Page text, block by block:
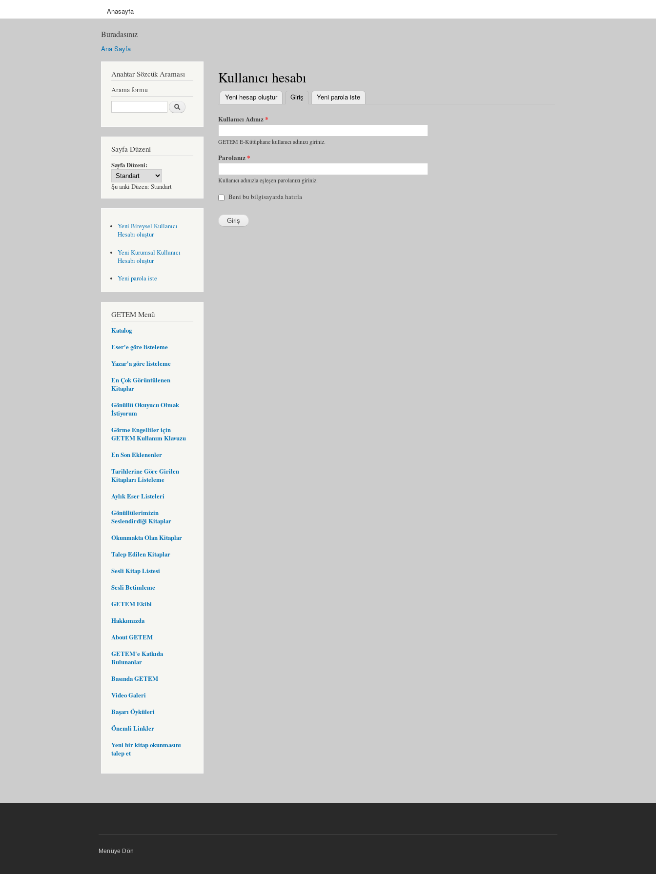
Anasayfa
Buradasınız
Ana Sayfa
Anahtar Sözcük Araması
Arama formu
Ara
Sayfa Düzeni
Sayfa Düzeni:
Şu anki Düzen: Standart
Yeni Bireysel Kullanıcı
Hesabı oluştur
Yeni Kurumsal Kullanıcı
Hesabı oluştur
Yeni parola iste
GETEM Menü
Katalog
Eser'e göre listeleme
Yazar'a göre listeleme
En Çok Görüntülenen
Kitaplar
Gönüllü Okuyucu Olmak
İstiyorum
Görme Engelliler için
GETEM Kullanım Klavuzu
En Son Eklenenler
Tarihlerine Göre Girilen
Kitapları Listeleme
Aylık Eser Listeleri
Gönüllülerimizin
Seslendirdiği Kitaplar
Okunmakta Olan Kitaplar
Talep Edilen Kitaplar
Sesli Kitap Listesi
Sesli Betimleme
GETEM Ekibi
Hakkımızda
About GETEM
GETEM'e Katkıda
Bulunanlar
Basında GETEM
Video Galeri
Başarı Öyküleri
Önemli Linkler
Yeni bir kitap okunmasını
talep et
Kullanıcı hesabı
Yeni hesap oluştur Giriş (etkin sekme)
Yeni parola iste
Kullanıcı Adınız*
GETEM E-Kütüphane kullanıcı adınızı giriniz.
Parolanız*
Kullanıcı adınızla eşleşen parolanızı giriniz.
Beni bu bilgisayarda hatırla
Menüye Dön